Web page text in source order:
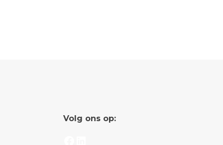
Volg ons op: